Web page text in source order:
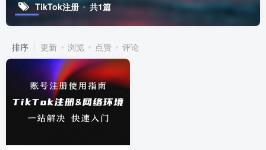
TikTok注册 共1篇
排序 更新 浏览 点赞 评论